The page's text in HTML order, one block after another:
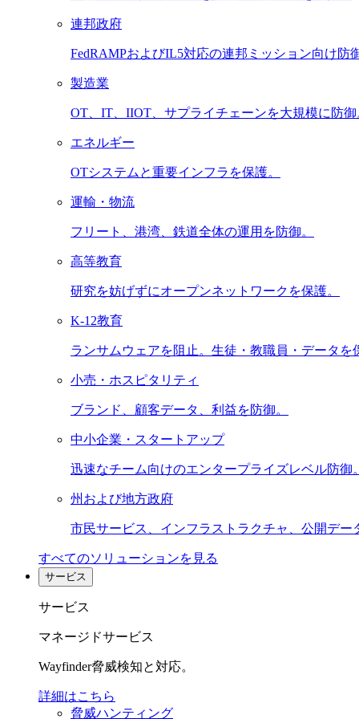
連邦政府
FedRAMPおよびIL5対応の連邦ミッション向け防御
製造業
OT、IT、IIOT、サプライチェーンを大規模に防御
エネルギー
OTシステムと重要インフラを保護。
運輸・物流
フリート、港湾、鉄道全体の運用を防御。
高等教育
研究を妨げずにオープンネットワークを保護。
K-12教育
ランサムウェアを阻止。生徒・教職員・データを
小売・ホスピタリティ
ブランド、顧客データ、利益を防御。
中小企業・スタートアップ
迅速なチーム向けのエンタープライズレベル防御。
州および地方政府
市民サービス、インフラストラクチャ、公開デー
すべてのソリューションを見る
サービス
サービス
マネージドサービス
Wayfinder脅威検知と対応。
詳細はこちら
脅威ハンティング